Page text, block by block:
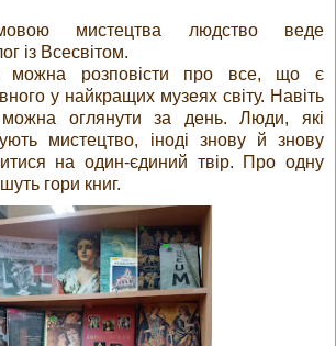
мистецтва людство веде
із Всесвітом.
розповісти про все, що є
у найкращих музеях світу. Навіть
оглянути за день. Люди, які
мистецтво, іноді знову й знову
на один-єдиний твір. Про одну
гори книг.